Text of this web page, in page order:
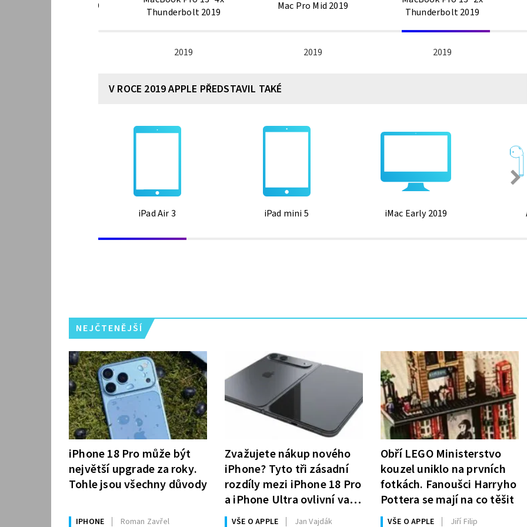
MacBook Pro 15″ 2019
2019
Thunderbolt 2019
2019
Mac Pro Mid 2019
2019
Thunderbolt 2019
V ROCE 2019 APPLE PŘEDSTAVIL TAKÉ
iPad Air 3 iPad mini 5 iMac Early 2019
NEJČTENĚJŠÍ
iPhone 18 Pro může být
největší upgrade za roky.
Tohle jsou všechny důvody
IPHONE Roman Zavřel
Zvažujete nákup nového
iPhone? Tyto tři zásadní
rozdíly mezi iPhone 18 Pro
a iPhone Ultra ovlivní vaše
rozhodnutí
VŠE O APPLE Jan Vajdák
Obří LEGO Ministerstvo
kouzel uniklo na prvních
fotkách. Fanoušci Harryho
Pottera se mají na co těšit
VŠE O APPLE Jiří Filip